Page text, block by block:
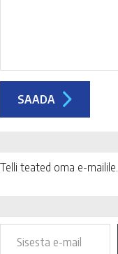
Telli teated oma e-mailile.